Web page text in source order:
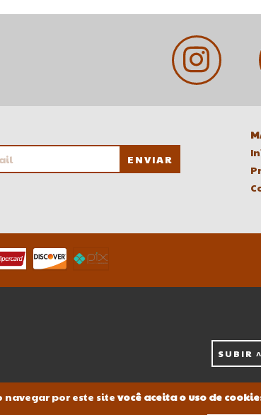
navegar por este site você aceita o uso de
SUBIR ^